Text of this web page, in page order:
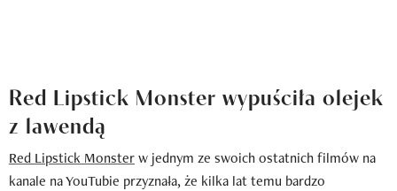
Red Lipstick Monster wypuściła olejek
z lawendą
Red Lipstick Monsterw jednym ze swoich ostatnich filmów na
kanale na YouTubie przyznała, że kilka lat temu bardzo